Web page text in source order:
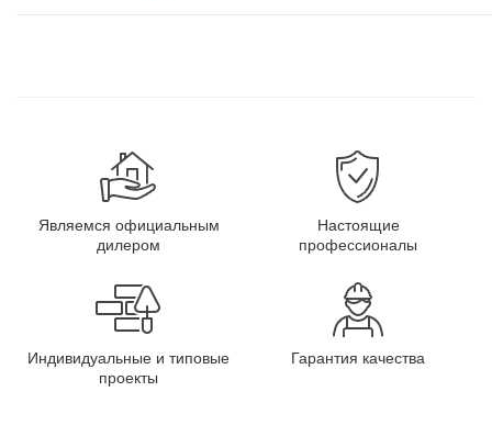
Являемся официальным
дилером
Настоящие
профессионалы
Индивидуальные и типовые
проекты
Гарантия качества